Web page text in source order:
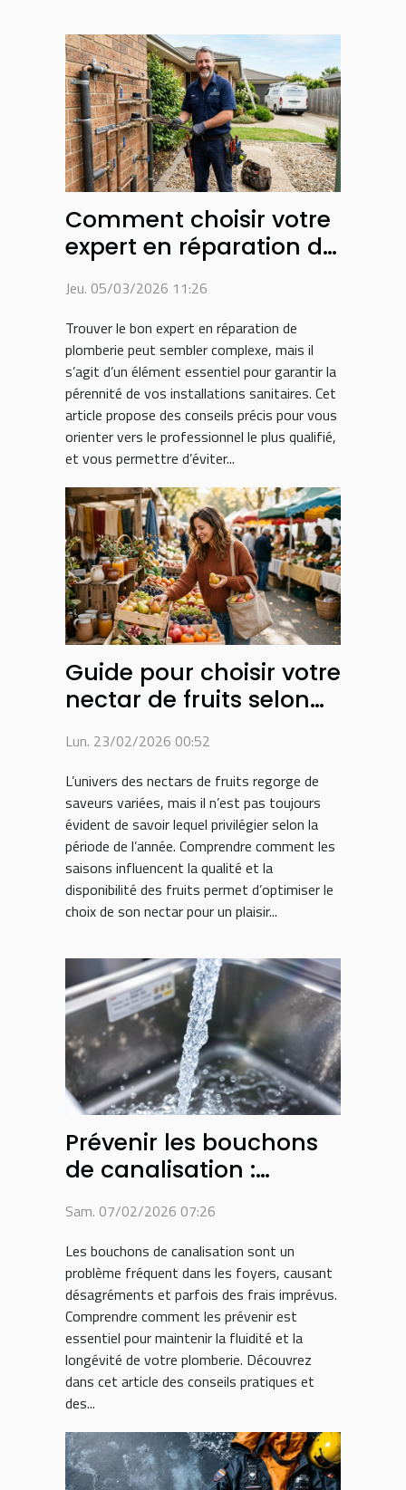
Comment choisir votre
expert en réparation de
Jeu. 05/03/2026 11:26
Trouver le bon expert en réparation de
plomberie peut sembler complexe, mais il
s’agit d’un élément essentiel pour garantir la
pérennité de vos installations sanitaires. Cet
article propose des conseils précis pour vous
orienter vers le professionnel le plus qualifié,
et vous permettre d’éviter...
Guide pour choisir votre
nectar de fruits selon
Lun. 23/02/2026 00:52
L’univers des nectars de fruits regorge de
saveurs variées, mais il n’est pas toujours
évident de savoir lequel privilégier selon la
période de l’année. Comprendre comment les
saisons influencent la qualité et la
disponibilité des fruits permet d’optimiser le
choix de son nectar pour un plaisir...
Prévenir les bouchons
de canalisation :
Sam. 07/02/2026 07:26
Les bouchons de canalisation sont un
problème fréquent dans les foyers, causant
désagréments et parfois des frais imprévus.
Comprendre comment les prévenir est
essentiel pour maintenir la fluidité et la
longévité de votre plomberie. Découvrez
dans cet article des conseils pratiques et
des...